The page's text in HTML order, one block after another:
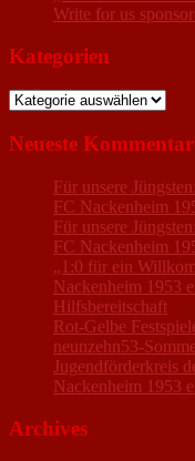
Write for us
Kategorien
Kategorien
Neueste
Für unsere
FC Nackenheim
Für unsere
FC Nackenheim
„1:0 für ein
Nackenheim 1953
Hilfsbereitschaft
Rot-Gelbe
neunzehn53-
Jugendförderkreis
Nackenheim 1953
Archives